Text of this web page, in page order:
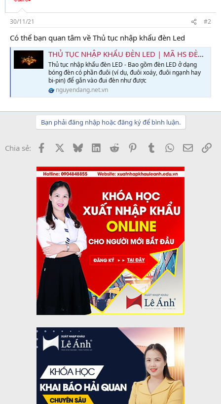
30/11/21 #2
Có thể bạn quan tâm về Thủ tục nhập khẩu đèn Led
THỦ TỤC NHẬP KHẨU ĐÈN LED | MÃ HS ĐÈN LED | THUẾ NHẬP KHẨU
Thủ tục nhập khẩu đèn LED - Bao gồm đèn LED ở dạng
bóng đèn có phần đuôi (ví dụ, đuôi xoáy, đuôi ngạnh hay
bi-pin) để gắn vào đui đèn như được
nguyendang.net.vn
Bạn phải đăng nhập hoặc đăng ký để bình luận.
Chia sẻ: Facebook BlueskyLinkedInReddit PinterestTumblrWhatsApp
Email